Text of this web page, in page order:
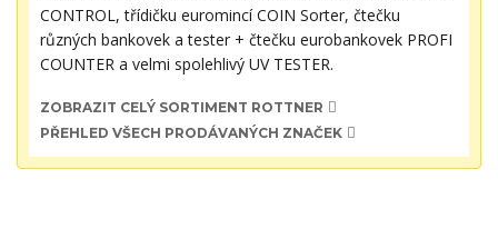
CONTROL, třídičku euromincí COIN Sorter, čtečku
různých bankovek a tester + čtečku eurobankovek PROFI
COUNTER a velmi spolehlivý UV TESTER.
ZOBRAZIT CELÝ SORTIMENT ROTTNER
PŘEHLED VŠECH PRODÁVANÝCH ZNAČEK